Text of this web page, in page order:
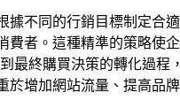
不同的行銷目標制定合
費者。這種精準的策略使
最終購買決策的轉化過程
於增加網站流量、提高品